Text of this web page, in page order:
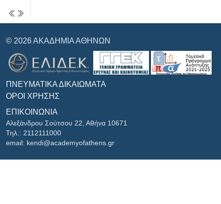
© 2026 ΑΚΑΔΗΜΊΑ ΑΘΗΝΏΝ
ΠΝΕΥΜΑΤΙΚΆ ΔΙΚΑΙΏΜΑΤΑ
ΌΡΟΙ ΧΡΉΣΗΣ
ΕΠΙΚΟΙΝΩΝΊΑ
Αλεξάνδρου Σούτσου 22, Αθήνα 10671
Τηλ.: 2112111000
email: kendi@academyofathens.gr